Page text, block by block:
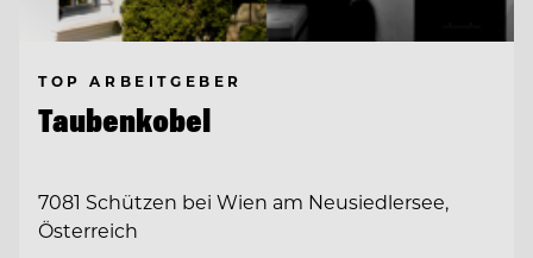
TOP ARBEITGEBER
Taubenkobel
7081 Schützen bei Wien am Neusiedlersee,
Österreich